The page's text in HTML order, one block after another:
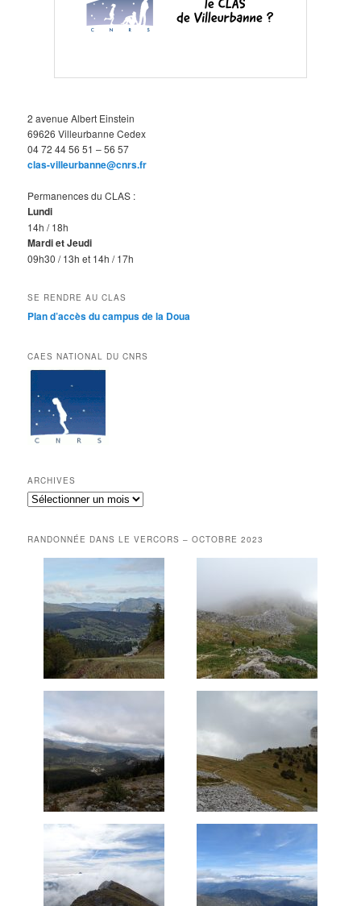
2 avenue Albert Einstein
69626 Villeurbanne Cedex
04 72 44 56 51 – 56 57
clas-villeurbanne@cnrs.fr
Permanences du CLAS :
Lundi
14h / 18h
Mardi et Jeudi
09h30 / 13h et 14h / 17h
SE RENDRE AU CLAS
Plan d’accès du campus de la Doua
CAES NATIONAL DU CNRS
ARCHIVES
Archives
RANDONNÉE DANS LE VERCORS – OCTOBRE 2023